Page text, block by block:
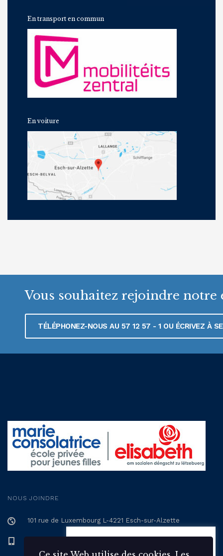
En transport en commun
En voiture
Vous souhaitez rejoindre notre
TÉLÉPHONEZ-NOUS AU 57 12 57 - 1 OU ÉCRIVEZ À
NOUS JOINDRE
101 rue de Luxembourg L-4221 Esch-sur-Alzette
cookies. Les cookies statistiques